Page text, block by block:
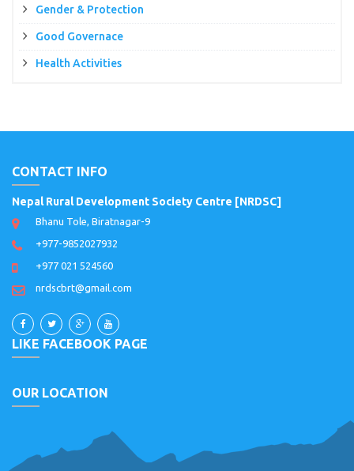
Gender & Protection
Good Governace
Health Activities
CONTACT INFO
Nepal Rural Development Society Centre [NRDSC]
Bhanu Tole, Biratnagar-9
+977-9852027932
+977 021 524560
nrdscbrt@gmail.com
LIKE FACEBOOK PAGE
OUR LOCATION